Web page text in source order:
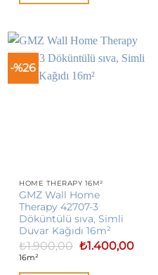
-%26
HOME THERAPY 16M²
GMZ Wall Home
Therapy 42707-3
Döküntülü sıva, Simli
Duvar Kağıdı 16m²
₺1.900,00 Orijinal
fiyat:
₺1.400,00Şu
16m²